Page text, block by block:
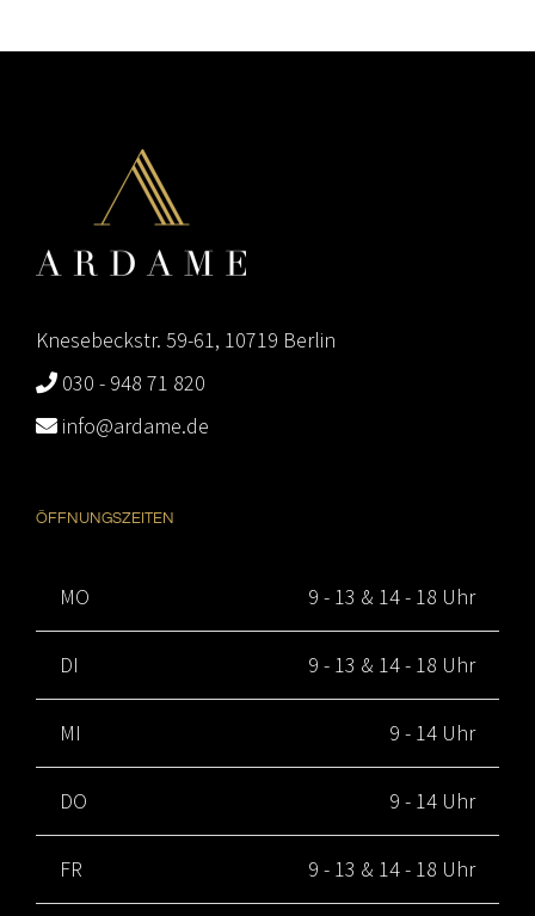
Knesebeckstr. 59-61, 10719 Berlin
030 - 948 71 820
info@ardame.de
ÖFFNUNGSZEITEN
MO 9 - 13 & 14 - 18 Uhr
DI 9 - 13 & 14 - 18 Uhr
MI 9 - 14 Uhr
DO 9 - 14 Uhr
FR 9 - 13 & 14 - 18 Uhr